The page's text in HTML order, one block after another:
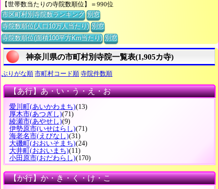
【世帯数当たりの寺院数順位】＝990位
市区町村別寺院数ランキング 別窓
寺院数順位(人口10万人当たり) 別窓
寺院数順位(面積100平方Km当たり) 別窓
神奈川県の市町村別寺院一覧表(1,905カ寺)
ぶりがな順 市町村コード順 寺院件数順
【あ行】あ・い・う・え・お
愛川町 (あいかわまち)(13)
厚木市(あつぎし)(71)
綾瀬市(あやせし)(9)
伊勢原市(いせはらし)(71)
海老名市(えびなし)(31)
大磯町 (おおいそまち)(24)
大井町 (おおいまち)(11)
小田原市(おだわらし)(170)
【か行】か・き・く・け・こ